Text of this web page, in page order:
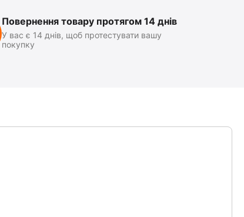
Повернення товару протягом 14 днів
У вас є 14 днів, щоб протестувати вашу
покупку